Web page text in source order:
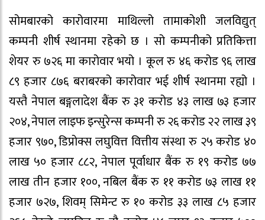
सोमबारको कारोवारमा माथिल्लो तामाकोशी जलविद्युत्
कम्पनी शीर्ष स्थानमा रहेको छ । सो कम्पनीको प्रतिकित्ता
शेयर रु ७२६ मा कारोवार भयो । कूल रु ४६ करोड ९६ लाख
८९ हजार ८७६ बराबरको कारोवार भई शीर्ष स्थानमा रह्यो ।
यस्तै नेपाल बङ्गलादेश बैंक रु ३१ करोड ४३ लाख ७३ हजार
२०४, नेपाल लाइफ इन्सुरेन्स कम्पनी रु २६ करोड २२ लाख ३९
हजार ९७०, डिप्रोक्स लघुवित्त वित्तीय संस्था रु २५ करोड ४०
लाख ५० हजार ८८२, नेपाल पूर्वाधार बैंक रु १९ करोड ७७
लाख तीन हजार १००, नबिल बैंक रु ११ करोड ७३ लाख ११
हजार ७२७, शिवम् सिमेन्ट रु १० करोड ३३ लाख ८५ हजार